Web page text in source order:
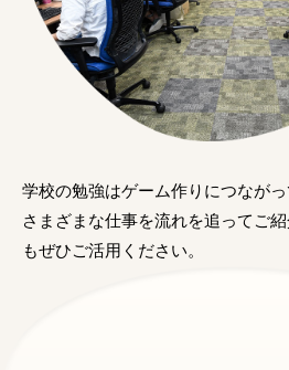
学校の勉強はゲーム作りにつなが
さまざまな仕事を流れを追ってご
もぜひご活用ください。